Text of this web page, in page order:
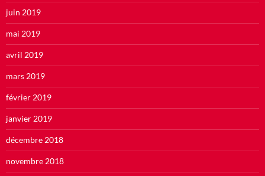
juin 2019
mai 2019
avril 2019
mars 2019
février 2019
janvier 2019
décembre 2018
novembre 2018